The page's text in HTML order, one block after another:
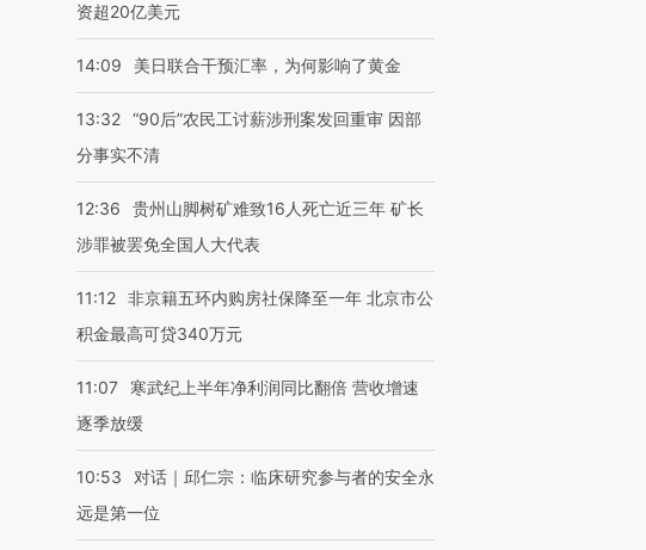
资超20亿美元
14:09 美日联合干预汇率，为何影响了黄金
13:32 “90后”农民工讨薪涉刑案发回重审 因部
分事实不清
12:36
贵州山脚树矿难致16人死亡近三年 矿长
涉罪被罢免全国人大代表
11:12 非京籍五环内购房社保降至一年 北京市公
积金最高可贷340万元
11:07
寒武纪上半年净利润同比翻倍 营收增速
逐季放缓
10:53
对话｜邱仁宗：临床研究参与者的安全永
远是第一位